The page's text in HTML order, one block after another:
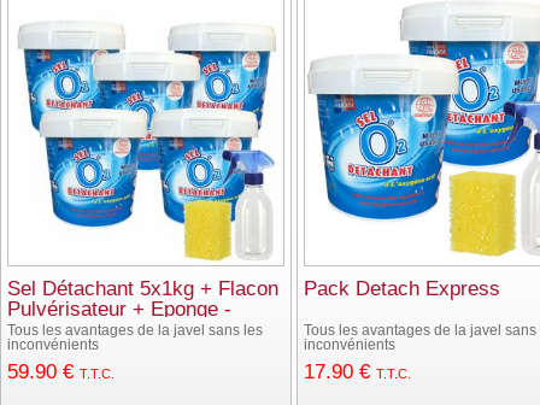
Sel Détachant 5x1kg + Flacon
Pulvérisateur + Eponge -
Fabrication Française
Tous les avantages de la javel sans les
inconvénients
59.90 € T.T.C.
Pack Detach Express
Tous les avantages de la javel sans
inconvénients
17.90 € T.T.C.